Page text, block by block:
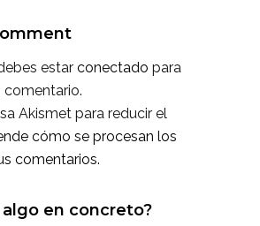
estar conectado para
comentario.
Akismet para reducir el
cómo se procesan los
comentarios.
algo en concreto?